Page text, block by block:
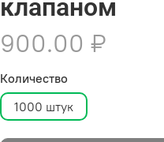
клапаном
900.00 ₽
Количество
1000 штук